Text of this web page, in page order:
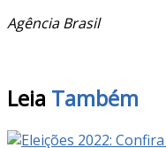
Agência Brasil
Leia Também